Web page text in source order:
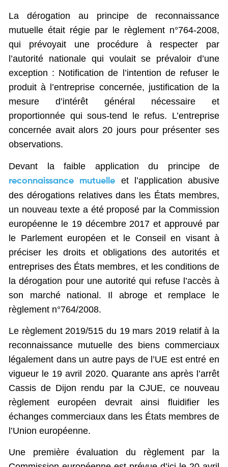
La dérogation au principe de reconnaissance
mutuelle était régie par le règlement n°764-2008,
qui prévoyait une procédure à respecter par
l’autorité nationale qui voulait se prévaloir d’une
exception : Notification de l’intention de refuser le
produit à l’entreprise concernée, justification de la
mesure d’intérêt général nécessaire et
proportionnée qui sous-tend le refus. L’entreprise
concernée avait alors 20 jours pour présenter ses
observations.
Devant la faible application du principe de
reconnaissance mutuelle et l’application abusive
des dérogations relatives dans les États membres,
un nouveau texte a été proposé par la Commission
européenne le 19 décembre 2017 et approuvé par
le Parlement européen et le Conseil en visant à
préciser les droits et obligations des autorités et
entreprises des États membres, et les conditions de
la dérogation pour une autorité qui refuse l’accès à
son marché national. Il abroge et remplace le
règlement n°764/2008.
Le règlement 2019/515 du 19 mars 2019 relatif à la
reconnaissance mutuelle des biens commerciaux
légalement dans un autre pays de l’UE est entré en
vigueur le 19 avril 2020. Quarante ans après l’arrêt
Cassis de Dijon rendu par la CJUE, ce nouveau
règlement européen devrait ainsi fluidifier les
échanges commerciaux dans les États membres de
l’Union européenne.
Une première évaluation du règlement par la